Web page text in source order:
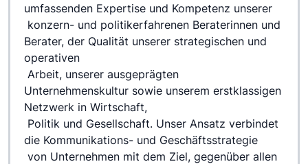
umfassenden Expertise und Kompetenz unserer
Berater, der Qualität unserer strategischen und
operativen
Unternehmenskultur sowie unserem erstklassigen
Netzwerk in Wirtschaft,
die Kommunikations- und Geschäftsstrategie